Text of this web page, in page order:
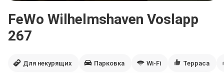
FeWo Wilhelmshaven Voslapp
267
Для некурящих Парковка Wi-Fi Терраса